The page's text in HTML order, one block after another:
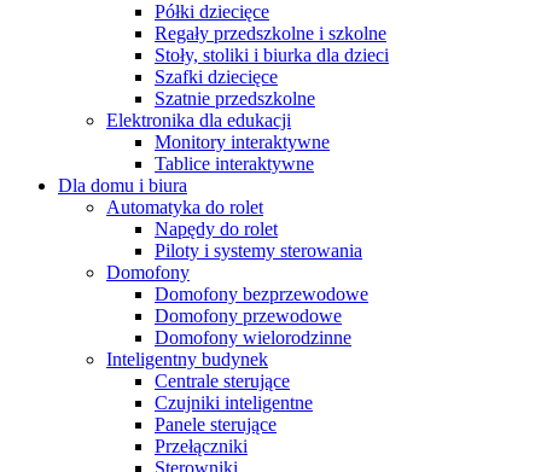
Półki dziecięce
Regały przedszkolne i szkolne
Stoły, stoliki i biurka dla dzieci
Szafki dziecięce
Szatnie przedszkolne
Elektronika dla edukacji
Monitory interaktywne
Tablice interaktywne
Dla domu i biura
Automatyka do rolet
Napędy do rolet
Piloty i systemy sterowania
Domofony
Domofony bezprzewodowe
Domofony przewodowe
Domofony wielorodzinne
Inteligentny budynek
Centrale sterujące
Czujniki inteligentne
Panele sterujące
Przełączniki
Sterowniki